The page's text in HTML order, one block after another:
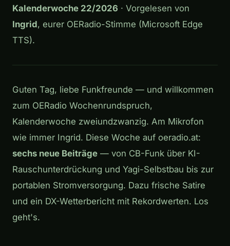
Kalenderwoche 22/2026 · Vorgelesen von
Ingrid, eurer OERadio-Stimme (Microsoft Edge
TTS).
Guten Tag, liebe Funkfreunde — und willkommen
zum OERadio Wochenrundspruch,
Kalenderwoche zweiundzwanzig. Am Mikrofon
wie immer Ingrid. Diese Woche auf oeradio.at:
sechs neue Beiträge — von CB-Funk über KI-
Rauschunterdrückung und Yagi-Selbstbau bis zur
portablen Stromversorgung. Dazu frische Satire
und ein DX-Wetterbericht mit Rekordwerten. Los
geht's.